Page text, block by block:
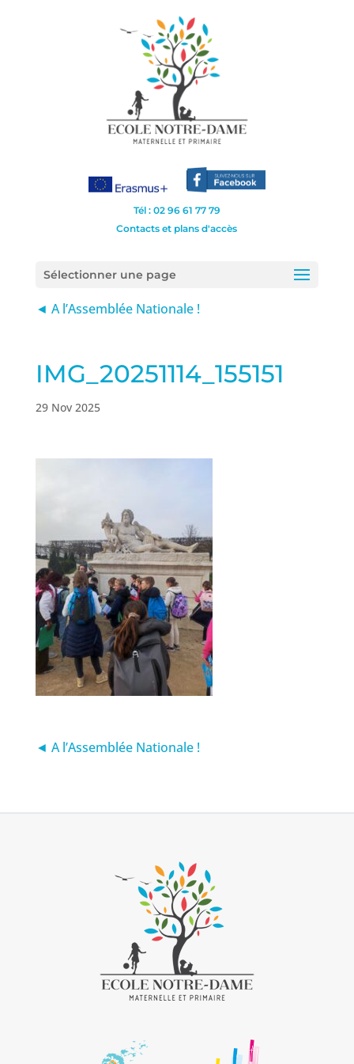
Tél : 02 96 61 77 79
Contacts et plans d'accès
Sélectionner une page
◄ A l’Assemblée Nationale !
IMG_20251114_155151
29 Nov 2025
◄ A l’Assemblée Nationale !